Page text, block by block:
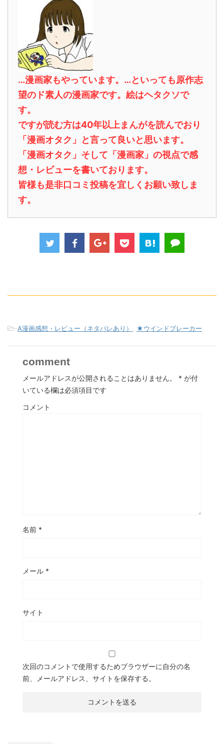
…漫画家もやっています。…といっても原作志
望のド素人の漫画家です。絵はヘタクソで
す。
ですが読む方は40年以上まんがを読んでおり
「漫画オタク」と言って良いと思います。
「漫画オタク」そして「漫画家」の視点で感
想・レビューを書いております。
皆様も是非口コミ投稿を宜しくお願い致しま
す。
-A漫画感想・レビュー（ネタバレあり） ★ウインドブレーカー
comment
メールアドレスが公開されることはありません。 * が付
いている欄は必須項目です
コメント
名前 *
メール *
サイト
次回のコメントで使用するためブラウザーに自分の名
前、メールアドレス、サイトを保存する。